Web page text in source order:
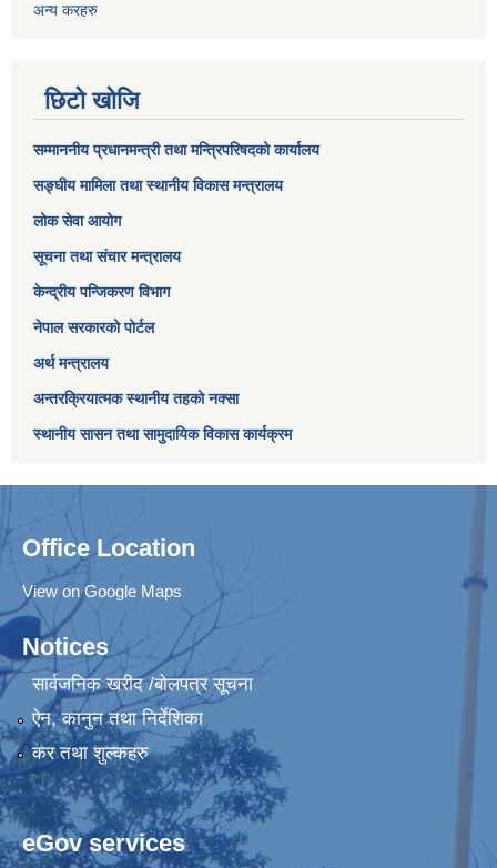
अन्य करहरु
छिटो खोजि
सम्माननीय प्रधानमन्त्री तथा मन्त्रिपरिषद‌को कार्यालय
सङ्घीय मामिला तथा स्थानीय विकास मन्त्रालय
लोक सेवा आयोग
सूचना तथा संचार मन्त्रालय
केन्द्रीय पन्जिकरण विभाग
नेपाल सरकारको पोर्टल
अर्थ मन्त्रालय
अन्तरक्रियात्मक स्थानीय तहको नक्सा
स्थानीय सासन तथा सामुदायिक विकास कार्यक्रम
Office Location
View on Google Maps
Notices
सार्वजनिक खरीद /बोलपत्र सूचना
ऐन, कानुन तथा निर्देशिका
कर तथा शुल्कहरु
eGov services